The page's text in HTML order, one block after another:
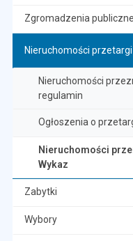
Zgromadzenia publiczne
Nieruchomości przetargi
Nieruchomości
regulamin
Ogłoszenia o
Nieruchomości
Wykaz
Zabytki
Wybory